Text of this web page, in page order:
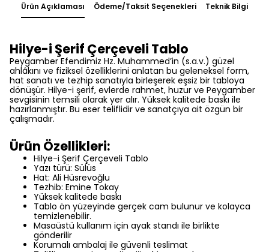
Ürün Açıklaması Ödeme/Taksit Seçenekleri Teknik Bilgi
Hilye-i Şerif Çerçeveli Tablo
Peygamber Efendimiz Hz. Muhammed’in (s.a.v.) güzel
ahlâkını ve fiziksel özelliklerini anlatan bu geleneksel form,
hat sanatı ve tezhip sanatıyla birleşerek eşsiz bir tabloya
dönüşür. Hilye-i şerif, evlerde rahmet, huzur ve Peygamber
sevgisinin temsili olarak yer alır. Yüksek kalitede baskı ile
hazırlanmıştır. Bu eser teliflidir ve sanatçıya ait özgün bir
çalışmadır.
Ürün Özellikleri:
Hilye-i Şerif Çerçeveli Tablo
Yazı türü: Sülüs
Hat: Ali Hüsrevoğlu
Tezhib: Emine Tokay
Yüksek kalitede baskı
Tablo ön yüzeyinde gerçek cam bulunur ve kolayca
temizlenebilir.
Masaüstü kullanım için ayak standı ile birlikte
gönderilir
Korumalı ambalaj ile güvenli teslimat